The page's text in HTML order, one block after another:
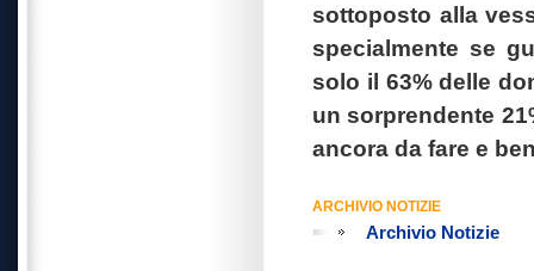
sottoposto alla
specialmente se
solo il 63% delle
un sorprendente
ancora da fare e
ARCHIVIO NOTIZIE
Archivio Notizie